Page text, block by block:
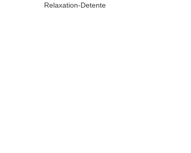
Relaxation-Detente